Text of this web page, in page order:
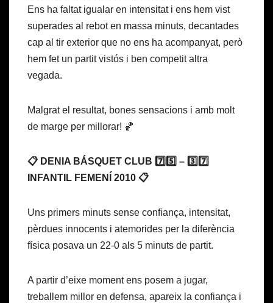
Ens ha faltat igualar en intensitat i ens hem vist
superades al rebot en massa minuts, decantades
cap al tir exterior que no ens ha acompanyat, però
hem fet un partit vistós i ben competit altra
vegada.
Malgrat el resultat, bones sensacions i amb molt
de marge per millorar! 🏀
📋 DENIA BÁSQUET CLUB 7️⃣5️⃣ – 3️⃣7️⃣
INFANTIL FEMENÍ 2010 📋
Uns primers minuts sense confiança, intensitat,
pèrdues innocents i atemorides per la diferència
física posava un 22-0 als 5 minuts de partit.
A partir d’eixe moment ens posem a jugar,
treballem millor en defensa, apareix la confiança i